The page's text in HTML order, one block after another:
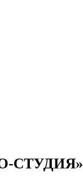
СТУДИЯ»